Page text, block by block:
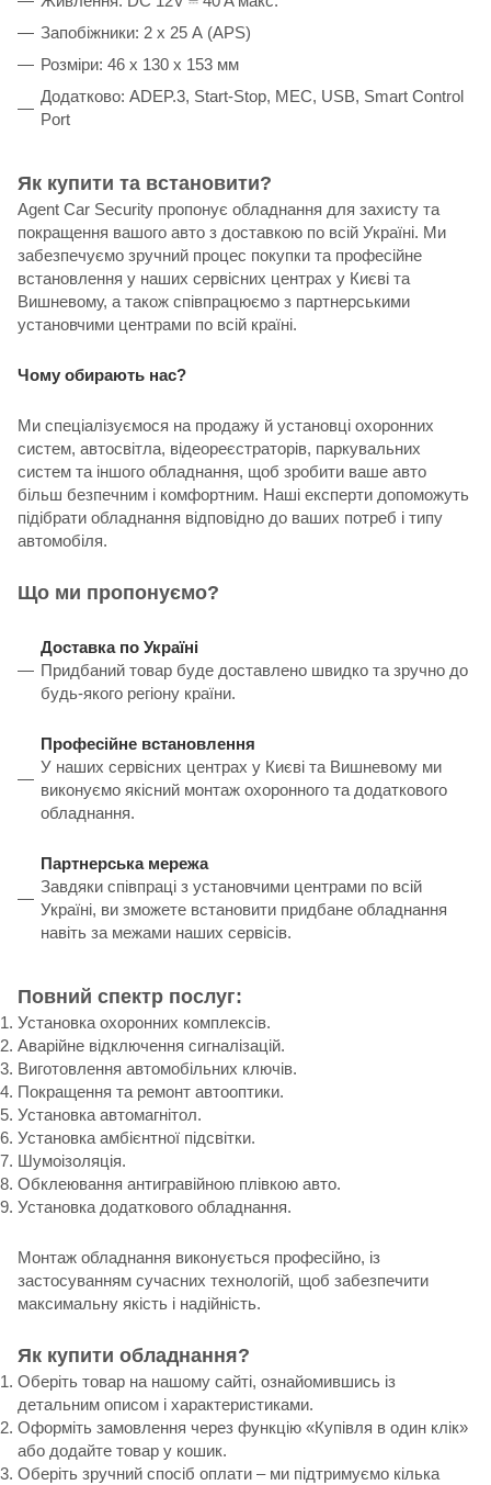
Запобіжники: 2 x 25 А (APS)
Розміри: 46 x 130 x 153 мм
Додатково: ADEP.3, Start-Stop, MEC, USB, Smart Control
Port
Як купити та встановити?
Agent Car Security пропонує обладнання для захисту та
покращення вашого авто з доставкою по всій Україні. Ми
забезпечуємо зручний процес покупки та професійне
встановлення у наших сервісних центрах у Києві та
Вишневому, а також співпрацюємо з партнерськими
установчими центрами по всій країні.
Чому обирають нас?
Ми спеціалізуємося на продажу й установці охоронних
систем, автосвітла, відеореєстраторів, паркувальних
систем та іншого обладнання, щоб зробити ваше авто
більш безпечним і комфортним. Наші експерти допоможуть
підібрати обладнання відповідно до ваших потреб і типу
автомобіля.
Що ми пропонуємо?
Доставка по Україні
Придбаний товар буде доставлено швидко та зручно до
будь-якого регіону країни.
Професійне встановлення
У наших сервісних центрах у Києві та Вишневому ми
виконуємо якісний монтаж охоронного та додаткового
обладнання.
Партнерська мережа
Завдяки співпраці з установчими центрами по всій
Україні, ви зможете встановити придбане обладнання
навіть за межами наших сервісів.
Повний спектр послуг:
Установка охоронних комплексів.
Аварійне відключення сигналізацій.
Виготовлення автомобільних ключів.
Покращення та ремонт автооптики.
Установка автомагнітол.
Установка амбієнтної підсвітки.
Шумоізоляція.
Обклеювання антигравійною плівкою авто.
Установка додаткового обладнання.
Монтаж обладнання виконується професійно, із
застосуванням сучасних технологій, щоб забезпечити
максимальну якість і надійність.
Як купити обладнання?
Оберіть товар на нашому сайті, ознайомившись із
детальним описом і характеристиками.
Оформіть замовлення через функцію «Купівля в один клік»
або додайте товар у кошик.
Оберіть зручний спосіб оплати – ми підтримуємо кілька